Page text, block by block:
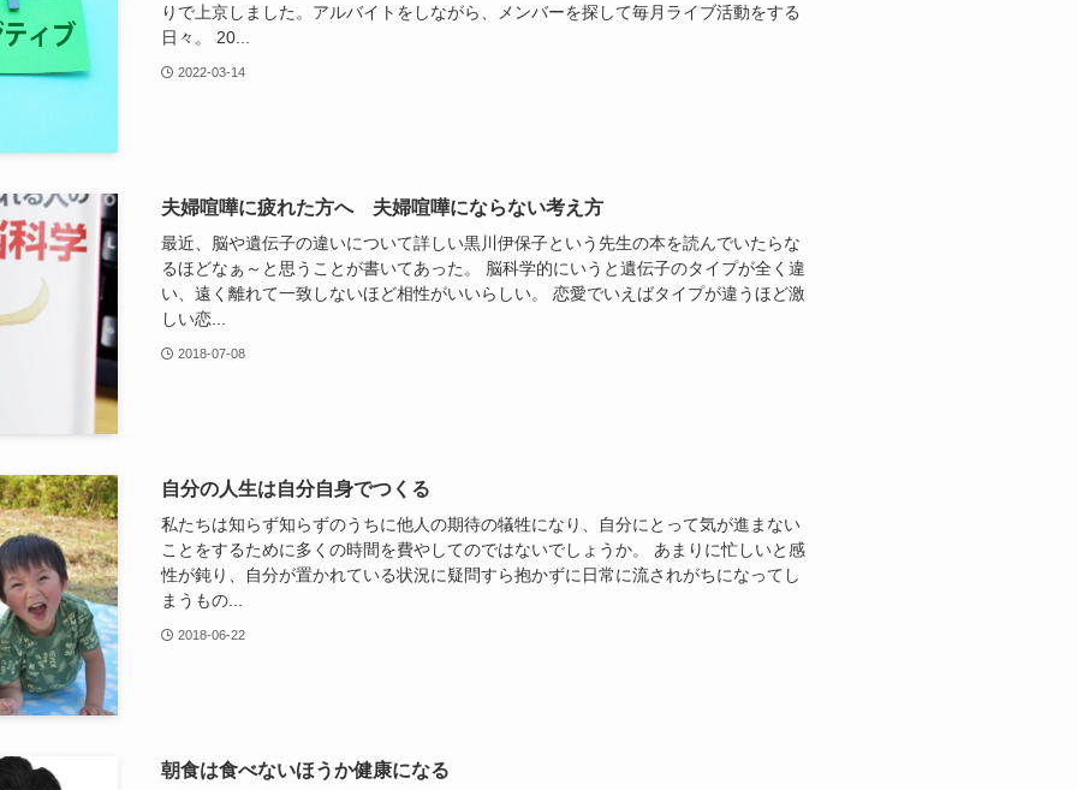
りで上京しました。アルバイトをしながら、メンバーを探して毎月ライブ活動をする
日々。 20...
2022-03-14
夫婦喧嘩に疲れた方へ 夫婦喧嘩にならない考え方
最近、脳や遺伝子の違いについて詳しい黒川伊保子という先生の本を読んでいたらな
るほどなぁ～と思うことが書いてあった。 脳科学的にいうと遺伝子のタイプが全く違
い、遠く離れて一致しないほど相性がいいらしい。 恋愛でいえばタイプが違うほど激
しい恋...
2018-07-08
自分の人生は自分自身でつくる
私たちは知らず知らずのうちに他人の期待の犠牲になり、自分にとって気が進まない
ことをするために多くの時間を費やしてのではないでしょうか。 あまりに忙しいと感
性が鈍り、自分が置かれている状況に疑問すら抱かずに日常に流されがちになってし
まうもの...
2018-06-22
朝食は食べないほうか健康になる